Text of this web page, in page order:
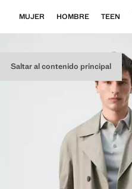
Saltar al contenido principal
MUJER HOMBRE TEEN